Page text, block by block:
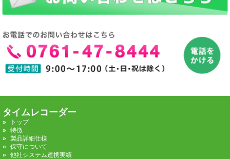
タイムレコーダー
トップ
特徴
製品詳細仕様
保守について
他社システム連携実績